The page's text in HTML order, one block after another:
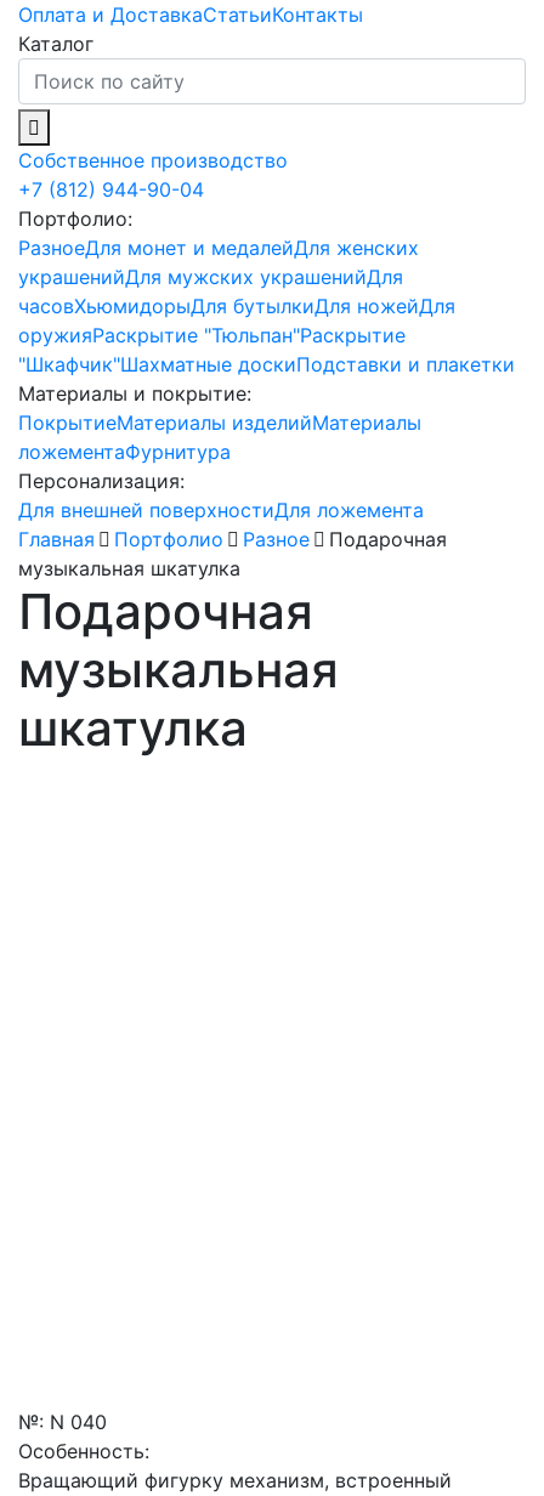
Оплата и ДоставкаСтатьиКонтакты
Каталог
Собственное производство
+7 (812) 944-90-04
Портфолио:
РазноеДля монет и медалейДля женских
украшенийДля мужских украшенийДля
часовХьюмидорыДля бутылкиДля ножейДля
оружияРаскрытие "Тюльпан"Раскрытие
"Шкафчик"Шахматные доскиПодставки и плакетки
Материалы и покрытие:
ПокрытиеМатериалы изделийМатериалы
ложементаФурнитура
Персонализация:
Для внешней поверхностиДля ложемента
Главная
Портфолио Разное
Подарочная
музыкальная шкатулка
Подарочная
музыкальная
шкатулка
№: N 040
Особенность:
Вращающий фигурку механизм, встроенный